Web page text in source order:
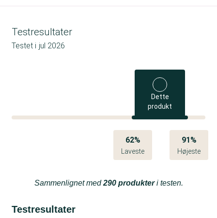
Testresultater
Testet i jul 2026
Dette
produkt
62%
Laveste
91%
Højeste
Sammenlignet med290 produkteri testen.
Testresultater